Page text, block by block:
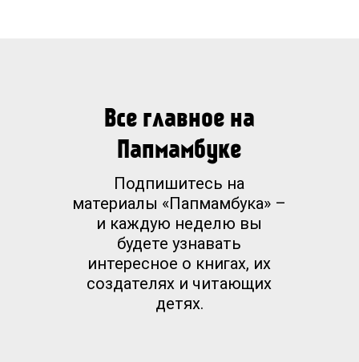
Все главное на
Папмамбуке
Подпишитесь на
материалы «Папмамбука» –
и каждую неделю вы
будете узнавать
интересное о книгах, их
создателях и читающих
детях.